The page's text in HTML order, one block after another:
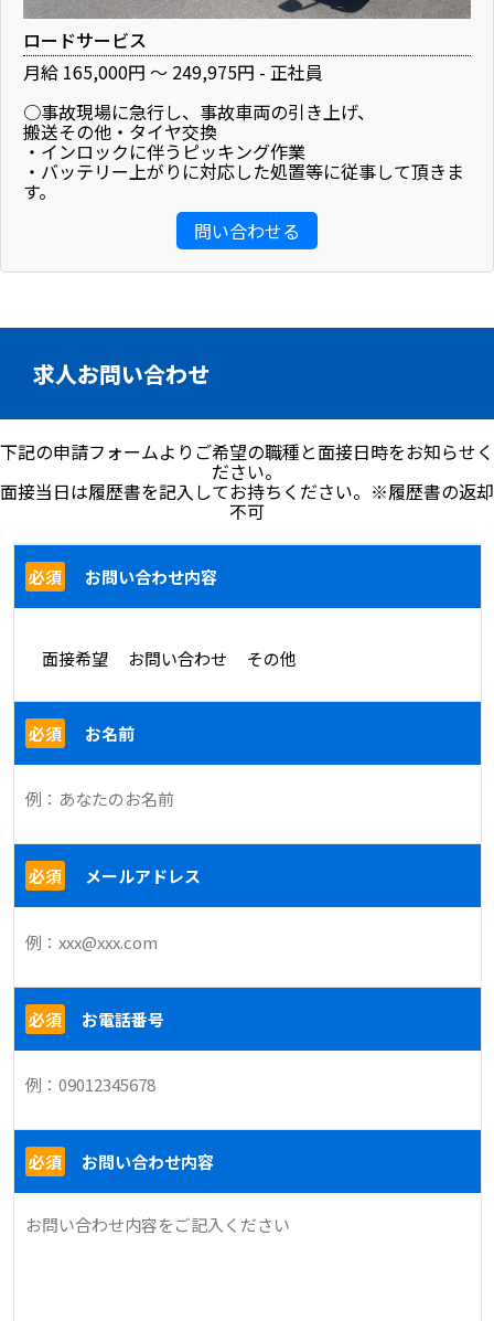
ロードサービス
月給 165,000円 ～ 249,975円 - 正社員
○事故現場に急行し、事故車両の引き上げ、
搬送その他・タイヤ交換
・インロックに伴うピッキング作業
・バッテリー上がりに対応した処置等に従事して頂きま
す。
問い合わせる
求人お問い合わせ
下記の申請フォームよりご希望の職種と面接日時をお知らせく
ださい。
面接当日は履歴書を記入してお持ちください。※履歴書の返却
不可
必須 お問い合わせ内容
面接希望 お問い合わせ その他
必須 お名前
必須 メールアドレス
必須 お電話番号
必須 お問い合わせ内容